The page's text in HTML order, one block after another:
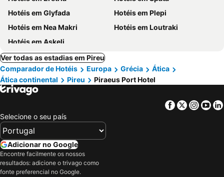
Hotéis em Glyfada
Hotéis em Plepi
Hotéis em Nea Makri
Hotéis em Loutraki
Hotéis em Askeli
Ver todas as estadias em Pireu
Comparador de Hotéis
Europa Grécia
Ática
Ática continental
Pireu Piraeus Port Hotel
Facebook
Twitter
Selecione o seu país
Adicionar no Google
Encontre facilmente os nossos
resultados: adicione o trivago como
fonte preferencial no Google.